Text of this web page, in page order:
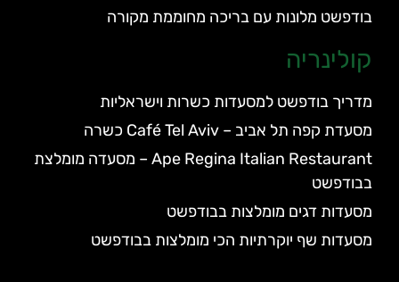
בודפשט מלונות עם בריכה מחוממת מקורה
קולינריה
מדריך בודפשט למסעדות כשרות וישראליות
מסעדת קפה תל אביב – Café Tel Aviv כשרה
Ape Regina Italian Restaurant – מסעדה מומלצת
בבודפשט
מסעדות דגים מומלצות בבודפשט
מסעדות שף יוקרתיות הכי מומלצות בבודפשט